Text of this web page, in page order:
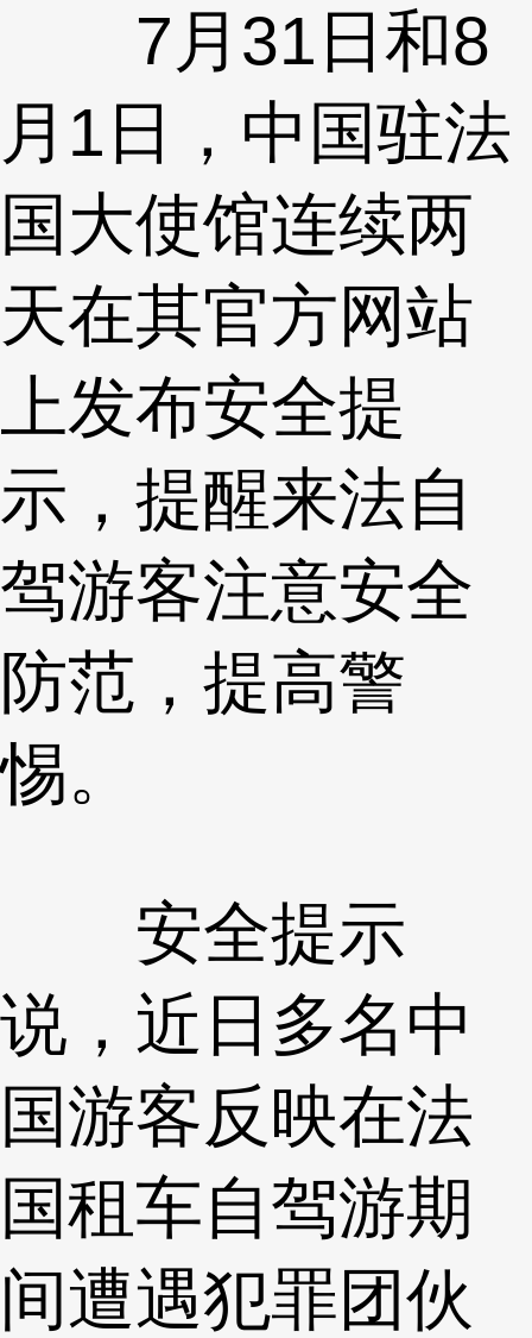
7月31日和8
月1日，中国驻法
国大使馆连续两
天在其官方网站
上发布安全提
示，提醒来法自
驾游客注意安全
防范，提高警
惕。
安全提示
说，近日多名中
国游客反映在法
国租车自驾游期
间遭遇犯罪团伙